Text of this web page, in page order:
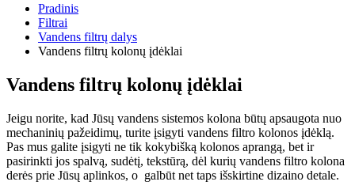
Pradinis
Filtrai
Vandens filtrų dalys
Vandens filtrų kolonų įdėklai
Vandens filtrų kolonų įdėklai
Jeigu norite, kad Jūsų vandens sistemos kolona būtų apsaugota nuo
mechaninių pažeidimų, turite įsigyti vandens filtro kolonos įdėklą.
Pas mus galite įsigyti ne tik kokybišką kolonos aprangą, bet ir
pasirinkti jos spalvą, sudėtį, tekstūrą, dėl kurių vandens filtro kolona
derės prie Jūsų aplinkos, o galbūt net taps išskirtine dizaino detale.